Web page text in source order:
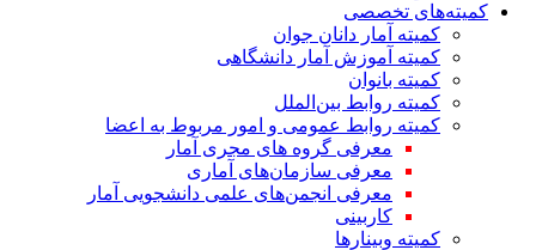
کمیته‌های تخصصی
کمیته آمار دانان جوان
کمیته آموزش آمار دانشگاهی
کمیته بانوان
کمیته روابط بین‌الملل
کمیته روابط عمومی و امور مربوط به اعضا
معرفی گروه های مجری آمار
معرفی سازمان‌های آماری
معرفی انجمن‌های علمی دانشجویی آمار
کاربینی
کمیته وبینارها